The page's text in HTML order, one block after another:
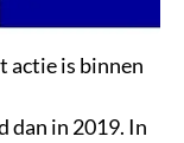
actie is binnen
dan in 2019. In